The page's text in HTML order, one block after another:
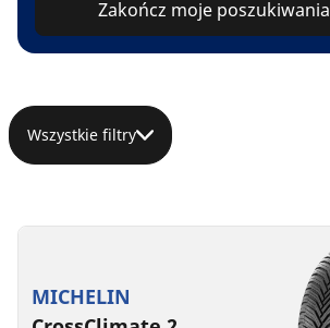
Zakończ moje poszukiwania
Wszystkie filtry
MICHELIN